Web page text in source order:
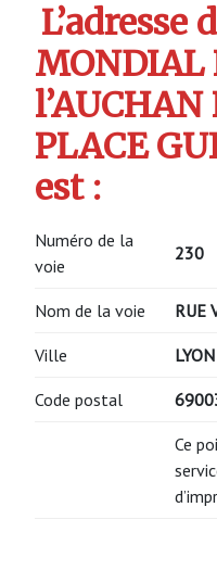
MONDIAL
PLACE
est :
Numéro de la
voie
230
Nom de la voie RUE
Ville LYON
Code postal
Ce